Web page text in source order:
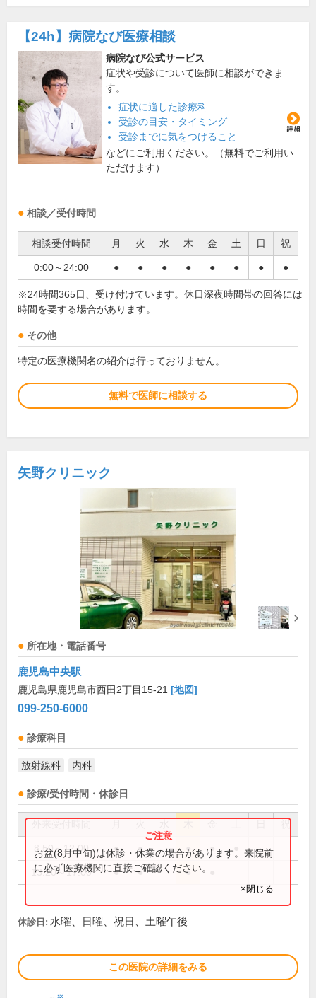
【24h】 病院なび医療相談
病院なび公式サービス
症状や受診について医師に相談ができま
す。
症状に適した診療科
受診の目安・タイミング
受診までに気をつけること
などにご利用ください。（無料でご利用い
ただけます）
相談／受付時間
相談受付時間 月 火 水 木 金 土 日 祝
0:00～24:00 ● ● ● ● ● ● ● ●
※24時間365日、受け付けています。休日深夜時間帯の回答には
時間を要する場合があります。
その他
特定の医療機関名の紹介は行っておりません。
無料で医師に相談する
矢野クリニック
所在地・電話番号
鹿児島中央駅
鹿児島県鹿児島市西田2丁目15-21 [地図]
099-250-6000
診療科目
放射線科 内科
診療/受付時間・休診日
祝
8:50～12:00 ● ● ● ●
13:20～17:00 ● ● ●
お盆(8月中旬)は休診・休業の場合があります。来院前
に必ず医療機関に直接ご確認ください。
×閉じる
休診日: 水曜、日曜、祝日、土曜午後
この医院の詳細をみる